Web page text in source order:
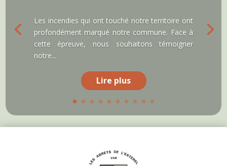
Les incendies qui ont touché notre territoire ont
profondément marqué notre commune. Face à
cette épreuve, nous souhaitons témoigner
notre...
Lire plus